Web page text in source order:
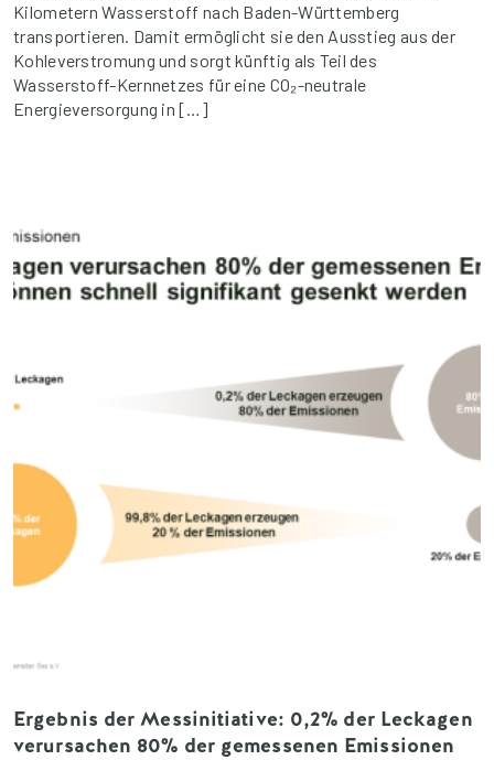
Kilometern Wasserstoff nach Baden-Württemberg
transportieren. Damit ermöglicht sie den Ausstieg aus der
Kohleverstromung und sorgt künftig als Teil des
Wasserstoff-Kernnetzes für eine CO₂-neutrale
Energieversorgung in […]
Ergebnis der Messinitiative: 0,2% der Leckagen
verursachen 80% der gemessenen Emissionen